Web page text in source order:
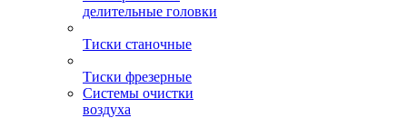
делительные головки
Тиски станочные
Тиски фрезерные
Системы очистки
воздуха